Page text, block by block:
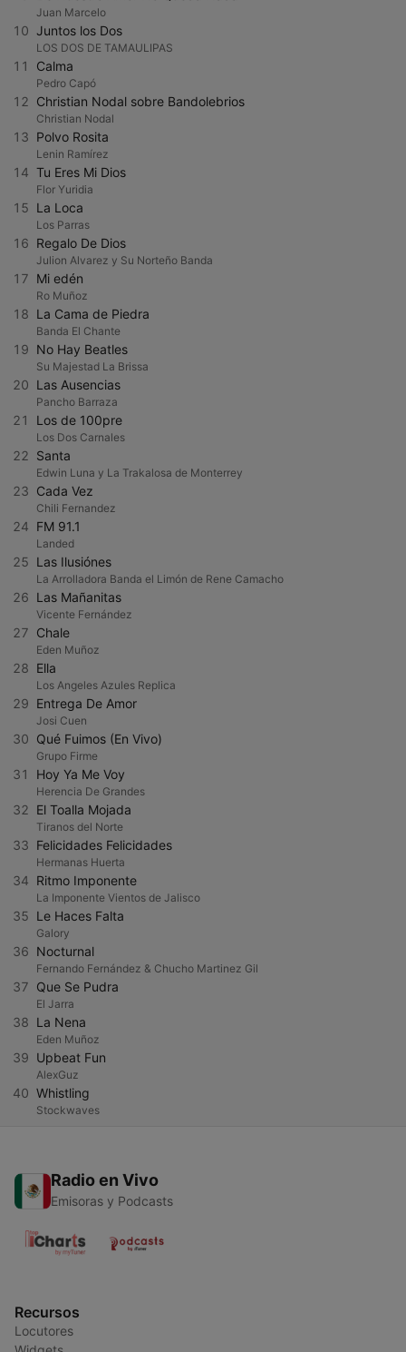
Juan Marcelo
10 Juntos los Dos
LOS DOS DE TAMAULIPAS
11 Calma
Pedro Capó
12 Christian Nodal sobre Bandolebrios
Christian Nodal
13 Polvo Rosita
Lenin Ramírez
14 Tu Eres Mi Dios
Flor Yuridia
15 La Loca
Los Parras
16 Regalo De Dios
Julion Alvarez y Su Norteño Banda
17 Mi edén
Ro Muñoz
18 La Cama de Piedra
Banda El Chante
19 No Hay Beatles
Su Majestad La Brissa
20 Las Ausencias
Pancho Barraza
21 Los de 100pre
Los Dos Carnales
22 Santa
Edwin Luna y La Trakalosa de Monterrey
23 Cada Vez
Chili Fernandez
24 FM 91.1
Landed
25 Las Ilusiónes
La Arrolladora Banda el Limón de Rene Camacho
26 Las Mañanitas
Vicente Fernández
27 Chale
Eden Muñoz
28 Ella
Los Angeles Azules Replica
29 Entrega De Amor
Josi Cuen
30 Qué Fuimos (En Vivo)
Grupo Firme
31 Hoy Ya Me Voy
Herencia De Grandes
32 El Toalla Mojada
Tiranos del Norte
33 Felicidades Felicidades
Hermanas Huerta
34 Ritmo Imponente
La Imponente Vientos de Jalisco
35 Le Haces Falta
Galory
36 Nocturnal
Fernando Fernández & Chucho Martinez Gil
37 Que Se Pudra
El Jarra
38 La Nena
Eden Muñoz
39 Upbeat Fun
AlexGuz
40 Whistling
Stockwaves
Radio en Vivo
Emisoras y Podcasts
Recursos
Locutores